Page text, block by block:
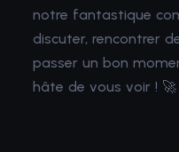
notre fantastique
discuter, rencontrer
passer un bon
hâte de vous voir ! 🚀